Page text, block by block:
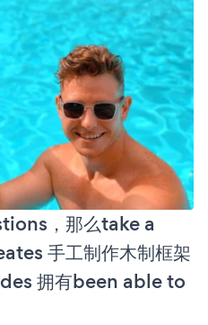
，那么take a
手工制作木制框架
拥有been able to